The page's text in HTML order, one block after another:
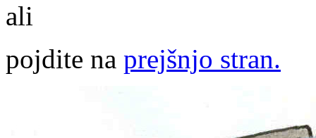
ali
pojdite na prejšnjo stran.